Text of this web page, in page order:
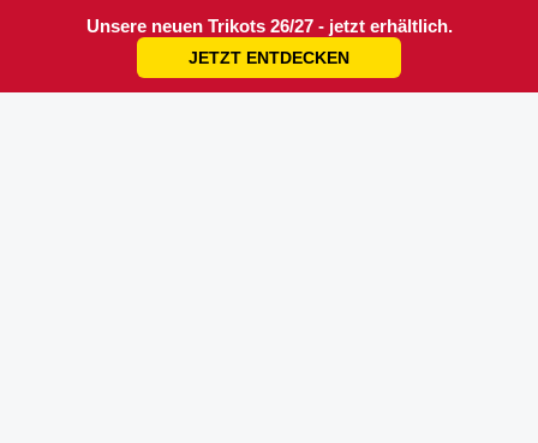
Unsere neuen Trikots 26/27 - jetzt erhältlich.
JETZT ENTDECKEN